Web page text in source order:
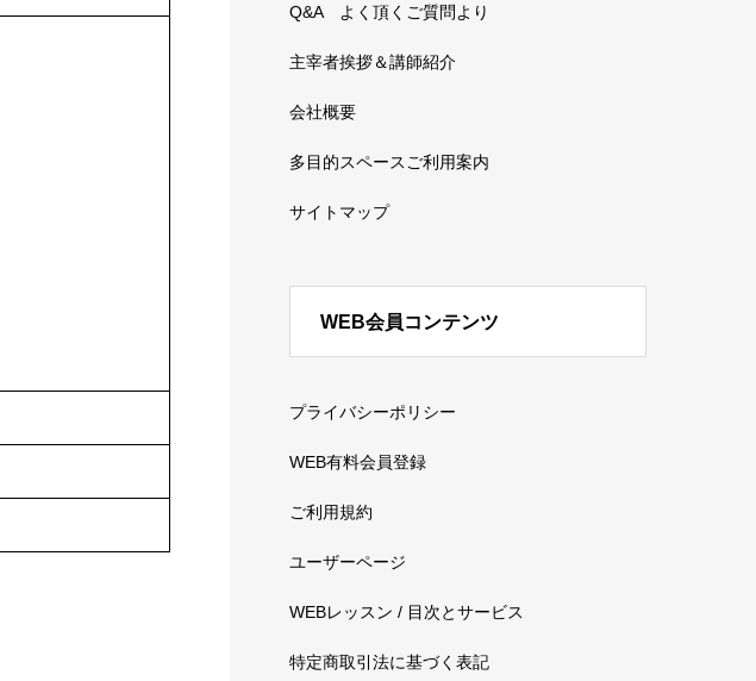
Q&A よく頂くご質問より
主宰者挨拶＆講師紹介
会社概要
多目的スペースご利用案内
サイトマップ
WEB会員コンテンツ
プライバシーポリシー
WEB有料会員登録
ご利用規約
ユーザーページ
WEBレッスン / 目次とサービス
特定商取引法に基づく表記